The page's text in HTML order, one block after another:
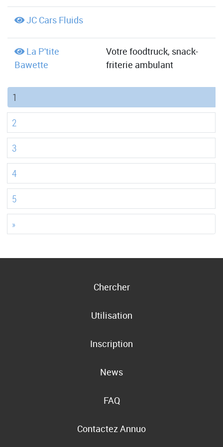
JC Cars Fluids
La P'tite
Bawette
Votre foodtruck, snack-
friterie ambulant
1
2
3
4
5
»
Chercher
Utilisation
Inscription
News
FAQ
Contactez Annuo